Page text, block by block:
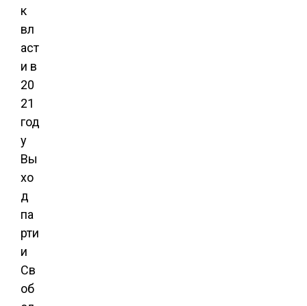
к
вл
аст
и в
20
21
год
у
Вы
хо
д
па
рти
и
Св
об